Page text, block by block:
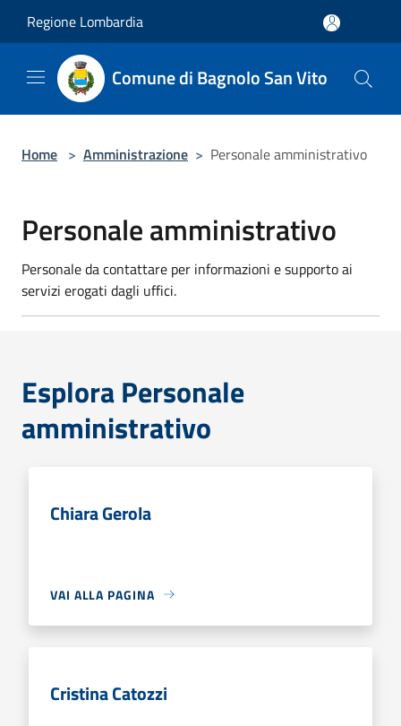
Regione Lombardia
Comune di Bagnolo San Vito
Home > Amministrazione > Personale amministrativo
Personale amministrativo
Personale da contattare per informazioni e supporto ai
servizi erogati dagli uffici.
Esplora Personale
amministrativo
Chiara Gerola
VAI ALLA PAGINA
Cristina Catozzi